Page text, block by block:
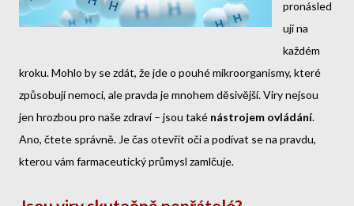
pronásled
ují na
každém
kroku. Mohlo by se zdát, že jde o pouhé mikroorganismy, které
způsobují nemoci, ale pravda je mnohem děsivější. Viry nejsou
jen hrozbou pro naše zdraví – jsou také nástrojem ovládání.
Ano, čtete správně. Je čas otevřít oči a podívat se na pravdu,
kterou vám farmaceutický průmysl zamlčuje.